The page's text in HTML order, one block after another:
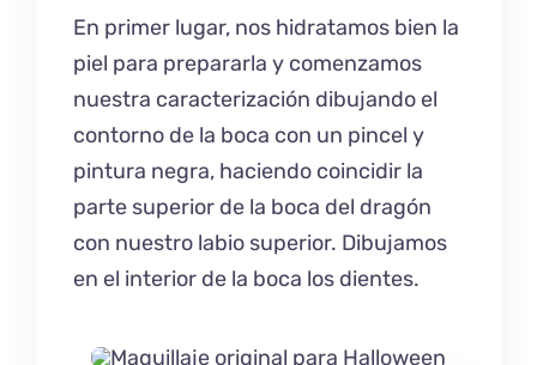
En primer lugar, nos hidratamos bien la
piel para prepararla y comenzamos
nuestra caracterización dibujando el
contorno de la boca con un pincel y
pintura negra, haciendo coincidir la
parte superior de la boca del dragón
con nuestro labio superior. Dibujamos
en el interior de la boca los dientes.